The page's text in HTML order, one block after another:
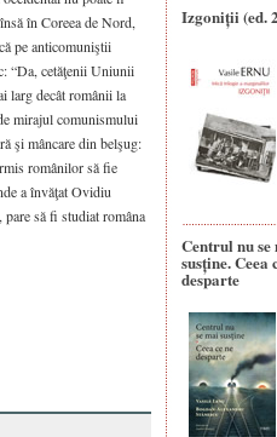
în Coreea de Nord,
pe anticomuniştii
“Da, cetăţenii Uniunii
larg decât românii la
mirajul comunismului
şi mâncare din belşug:
românilor să fie
a învăţat Ovidiu
să fi studiat româna
Izgoniții (ed.
Centrul nu se
susține. Ceea
desparte